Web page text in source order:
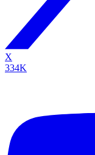
X
334K